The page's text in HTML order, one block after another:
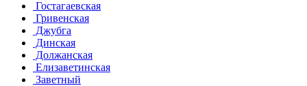
Гостагаевская
Гривенская
Джубга
Динская
Должанская
Елизаветинская
Заветный